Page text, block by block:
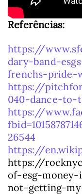
Referências:
https://
dary-band-
frenchs-pride-
https://
040-dance-
https://
26544
https://
https://
of-esg-
not-getting-